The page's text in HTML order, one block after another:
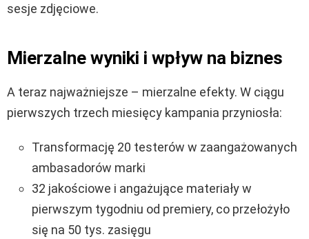
sesje zdjęciowe.
Mierzalne wyniki i wpływ na biznes
A teraz najważniejsze – mierzalne efekty. W ciągu
pierwszych trzech miesięcy kampania przyniosła:
Transformację 20 testerów w zaangażowanych
ambasadorów marki
32 jakościowe i angażujące materiały w
pierwszym tygodniu od premiery, co przełożyło
się na 50 tys. zasięgu